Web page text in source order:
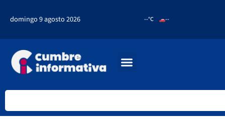
domingo 9 agosto 2026 --°C --